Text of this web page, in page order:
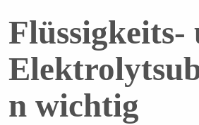
Flüssigkeits-
n wichtig